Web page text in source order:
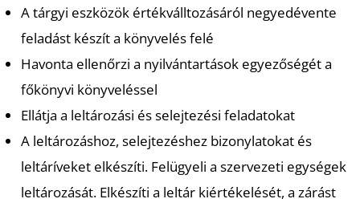
A tárgyi eszközök értékválltozásáról negyedévente
feladást készít a könyvelés felé
Havonta ellenőrzi a nyilvántartások egyezőségét a
főkönyvi könyveléssel
Ellátja a leltározási és selejtezési feladatokat
A leltározáshoz, selejtezéshez bizonylatokat és
leltáríveket elkészíti. Felügyeli a szervezeti egységek
leltározását. Elkészíti a leltár kiértékelését, a zárást